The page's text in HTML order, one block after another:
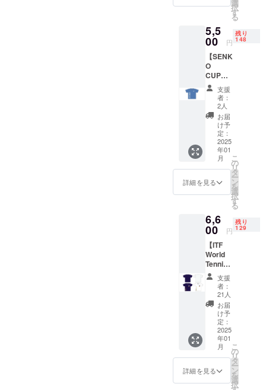
support
SENKO
のオリ
ジナル
プラス
ティッ
クバッ
クを提
供しま
す。 ・
カ
ラー：
ネイ
ビーか
オレン
ジをお
選びく
ださい
量：1点
ズ：縦
50cm×
選
択
す
る
5,5
00 円
残り
148
【SENK
O
CUP
オリジ
ナルT
シャ
ツ】
SENKO
CUPの
オリジ
ナルT
シャツ
を提供
しま
す。 ・
デイ
ジー、
ターコ
イズ、
アー
ミーグ
リー
ン、ブ
ラッ
ク、イ
ンディ
ゴ、
バーガ
ディ
からお
選びく
支援
者：
2人
お届
け予
定：
2025
年01
月
詳細を見る
こ
の
リ
タ
ー
ン
を
選
択
す
る
6,6
00 円
残り
129
【ITF
World
Tennis
Master
s
Tour
オリジ
ナルT
シャ
ツ】 ITF
World
Tennis
Master
s Tour
のオリ
ジナルT
支援
者：
21人
お届
け予
定：
2025
年01
月
詳細を見る
こ
の
リ
タ
ー
ン
を
選
択